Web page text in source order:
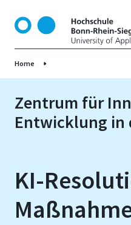
t
Home
Zentrum für
Entwicklung in
KI-